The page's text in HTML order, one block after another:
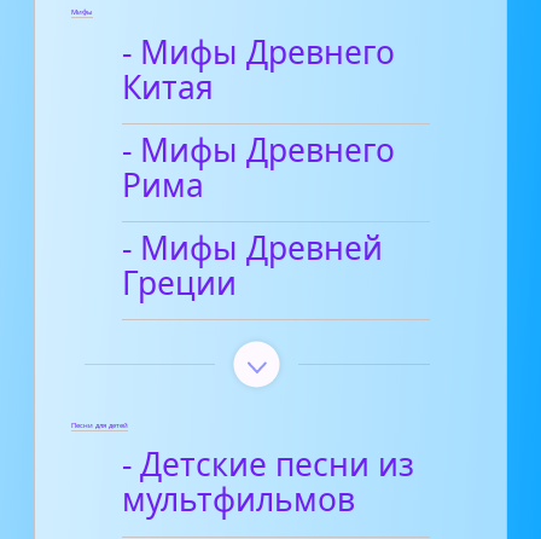
Мифы
- Мифы Древнего
Китая
- Мифы Древнего
Рима
- Мифы Древней
Греции
Песни для детей
- Детские песни из
мультфильмов